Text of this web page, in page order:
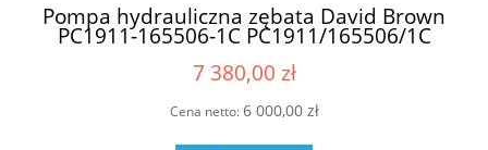
Pompa hydrauliczna zębata David Brown
PC1911-165506-1C PC1911/165506/1C
165506
7 380,00 zł
Cena netto:6 000,00 zł